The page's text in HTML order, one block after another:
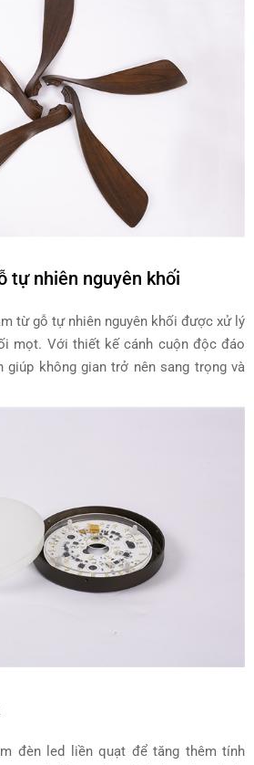
tự nhiên nguyên khối
từ gỗ tự nhiên nguyên khối được xử lý
mọt. Với thiết kế cánh cuộn độc đáo
giúp không gian trở nên sang trọng và
đèn led liền quạt để tăng thêm tính